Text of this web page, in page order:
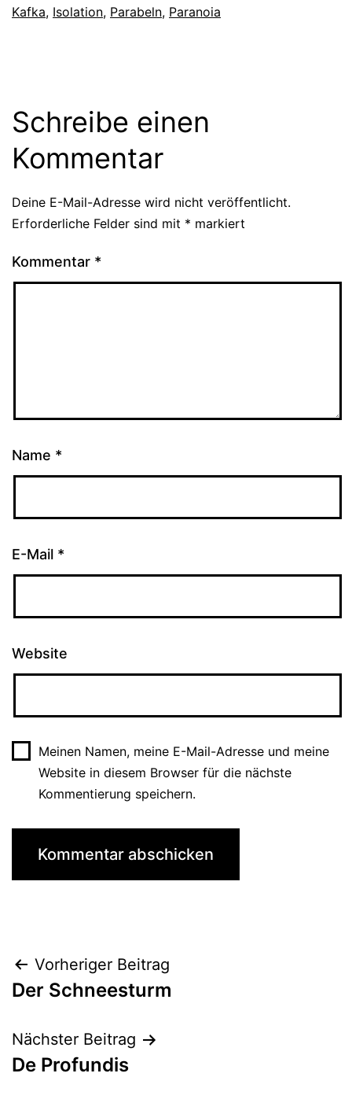
Kafka, Isolation, Parabeln, Paranoia
Schreibe einen
Kommentar
Deine E-Mail-Adresse wird nicht veröffentlicht.
Erforderliche Felder sind mit * markiert
Kommentar *
Name *
E-Mail *
Website
Meinen Namen, meine E-Mail-Adresse und meine
Website in diesem Browser für die nächste
Kommentierung speichern.
Beitrags-
Navigation
Vorheriger Beitrag
Der Schneesturm
Nächster Beitrag
De Profundis